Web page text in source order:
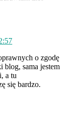
o zgodę
blog, sama jestem
a tu
się bardzo.